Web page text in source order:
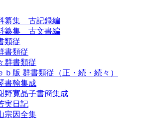
纂集 古記録編
纂集 古文書編
類従
書類従
群書類従
ｂ版 群書類従（正・続・続々）
書翰集成
野寛晶子書簡集成
実日記
宗因全集